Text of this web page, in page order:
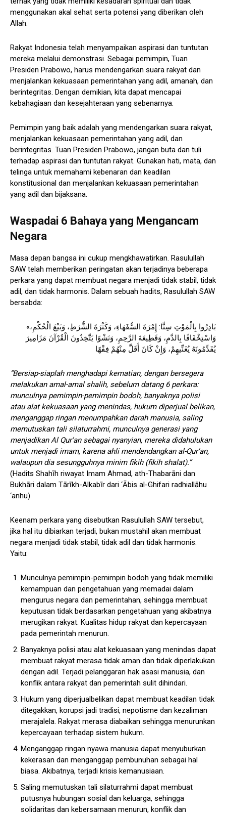
menggunakan akal sehat serta potensi yang diberikan oleh
Allah.
Rakyat Indonesia telah menyampaikan aspirasi dan tuntutan
mereka melalui demonstrasi. Sebagai pemimpin, Tuan
Presiden Prabowo, harus mendengarkan suara rakyat dan
menjalankan kekuasaan pemerintahan yang adil, amanah, dan
berintegritas. Dengan demikian, kita dapat mencapai
kebahagiaan dan kesejahteraan yang sebenarnya.
Pemimpin yang baik adalah yang mendengarkan suara rakyat,
menjalankan kekuasaan pemerintahan yang adil, dan
berintegritas. Tuan Presiden Prabowo, jangan buta dan tuli
terhadap aspirasi dan tuntutan rakyat. Gunakan hati, mata, dan
telinga untuk memahami kebenaran dan keadilan
konstitusional dan menjalankan kekuasaan pemerintahan
yang adil dan bijaksana.
Waspadai 6 Bahaya yang Mengancam
Negara
Masa depan bangsa ini cukup mengkhawatirkan. Rasulullah
SAW telah memberikan peringatan akan terjadinya beberapa
perkara yang dapat membuat negara menjadi tidak stabil, tidak
adil, dan tidak harmonis. Dalam sebuah hadits, Rasulullah SAW
bersabda:
«بَادِرُوا بِالْمَوْتِ سِتًّا: إِمْرَةَ السُّفَهَاءِ، وَكَثْرَةَ الشُّرَطِ، وَبَيْعَ الْحُكْمِ،
وَاسْتِخْفَافًا بِالدَّمِ، وَقَطِيعَةَ الرَّحِمِ، وَنَشْوًا يَتَّخِذُونَ الْقُرْآنَ مَزَامِيرَ
يُقَدِّمُونَهُ يُغَنِّيهِمْ، وَإِنْ كَانَ أَقَلَّ مِنْهُمْ فِقْهًا
“Bersiap-siaplah menghadapi kematian, dengan bersegera
melakukan amal-amal shalih, sebelum datang 6 perkara:
munculnya pemimpin-pemimpin bodoh, banyaknya polisi
atau alat kekuasaan yang menindas, hukum diperjual belikan,
menganggap ringan menumpahkan darah manusia, saling
memutuskan tali silaturrahmi, munculnya generasi yang
menjadikan Al Qur’an sebagai nyanyian, mereka didahulukan
untuk menjadi imam, karena ahli mendendangkan al-Qur’an,
walaupun dia sesungguhnya minim fikih (fikih shalat).”
(Hadits Shahīh riwayat Imam Ahmad, ath-Thabarāni dan
Bukhāri dalam Tārīkh-Alkabīr dari ‘Ābis al-Ghifari radhiallāhu
‘anhu)
Keenam perkara yang disebutkan Rasulullah SAW tersebut,
jika hal itu dibiarkan terjadi, bukan mustahil akan membuat
negara menjadi tidak stabil, tidak adil dan tidak harmonis.
Yaitu:
Munculnya pemimpin-pemimpin bodoh yang tidak memiliki
kemampuan dan pengetahuan yang memadai dalam
mengurus negara dan pemerintahan, sehingga membuat
keputusan tidak berdasarkan pengetahuan yang akibatnya
merugikan rakyat. Kualitas hidup rakyat dan kepercayaan
pada pemerintah menurun.
Banyaknya polisi atau alat kekuasaan yang menindas dapat
membuat rakyat merasa tidak aman dan tidak diperlakukan
dengan adil. Terjadi pelanggaran hak asasi manusia, dan
konflik antara rakyat dan pemerintah sulit dihindari.
Hukum yang diperjualbelikan dapat membuat keadilan tidak
ditegakkan, korupsi jadi tradisi, nepotisme dan kezaliman
merajalela. Rakyat merasa diabaikan sehingga menurunkan
kepercayaan terhadap sistem hukum.
Menganggap ringan nyawa manusia dapat menyuburkan
kekerasan dan menganggap pembunuhan sebagai hal
biasa. Akibatnya, terjadi krisis kemanusiaan.
Saling memutuskan tali silaturrahmi dapat membuat
putusnya hubungan sosial dan keluarga, sehingga
solidaritas dan kebersamaan menurun, konflik dan